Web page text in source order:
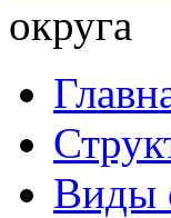
округа
Виды